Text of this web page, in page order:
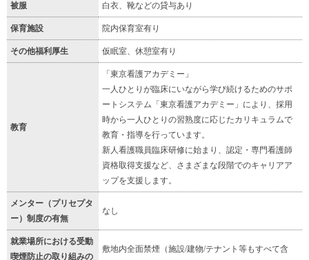
被服 白衣、靴などの貸与あり
保育施設 院内保育室有り
その他福利厚生 仮眠室、休憩室有り
教育
「東京看護アカデミー」
一人ひとりが臨床にいながら学び続けるためのサポ
ートシステム「東京看護アカデミー」により、採用
時から一人ひとりの習熟度に応じたカリキュラムで
教育・指導を行っています。
新人看護職員臨床研修に始まり、認定・専門看護師
資格取得支援など、さまざまな段階でのキャリアア
ップを支援します。
メンター（プリセプタ
ー）制度の有無
なし
就業場所における受動
喫煙防止の取り組みの
敷地内全面禁煙（施設/建物/テナント等もすべて含